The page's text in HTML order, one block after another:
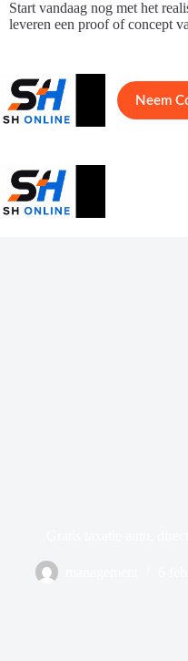
Ga
naar
Start vandaag nog met het
leveren een proof of concept
Neem